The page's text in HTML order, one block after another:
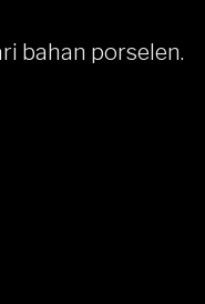
bahan porselen.